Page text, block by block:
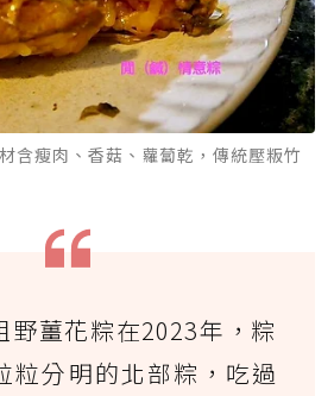
含瘦肉、香菇、蘿蔔乾，傳統壓粄竹
野薑花粽在2023年，粽
粒分明的北部粽，吃過